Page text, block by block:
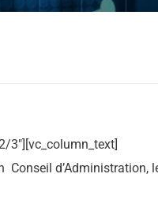
3″][vc_column_text]
Conseil